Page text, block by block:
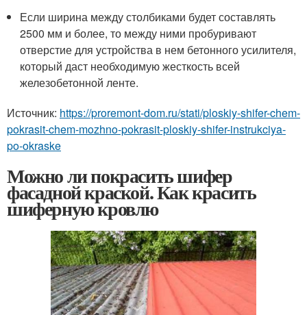
Если ширина между столбиками будет составлять
2500 мм и более, то между ними пробуривают
отверстие для устройства в нем бетонного усилителя,
который даст необходимую жесткость всей
железобетонной ленте.
Источник: https://proremont-dom.ru/stati/ploskiy-shifer-chem-
pokrasit-chem-mozhno-pokrasit-ploskiy-shifer-instrukciya-
po-okraske
Можно ли покрасить шифер
фасадной краской. Как красить
шиферную кровлю